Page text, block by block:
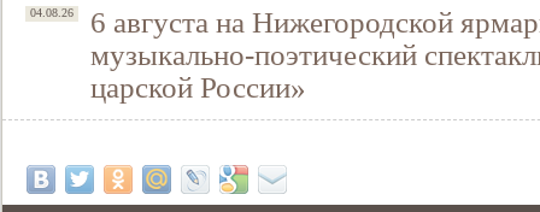
04.08.26
6 августа на Нижегородской
музыкально-поэтический
царской России»